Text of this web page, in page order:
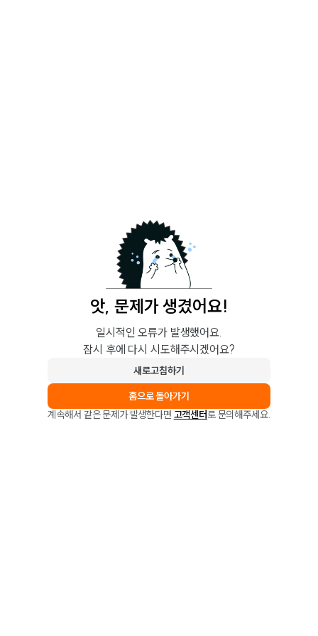
앗, 문제가 생겼어요!
일시적인 오류가 발생했어요.
잠시 후에 다시 시도해주시겠어요?
새로고침하기
홈으로 돌아가기
계속해서 같은 문제가 발생한다면 고객센터로 문의해주세요.